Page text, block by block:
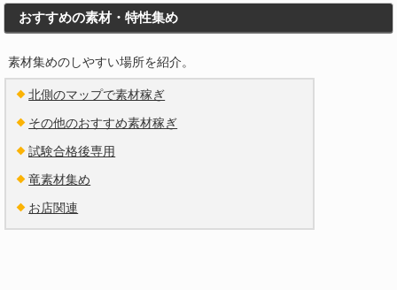
おすすめの素材・特性集め
素材集めのしやすい場所を紹介。
北側のマップで素材稼ぎ
その他のおすすめ素材稼ぎ
試験合格後専用
竜素材集め
お店関連